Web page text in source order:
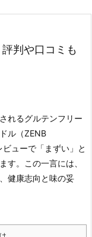
判や口コミも
れるグルテンフリー
ル（ZENB
ューで「まずい」と
す。
この一言には、
健康志向と味の妥